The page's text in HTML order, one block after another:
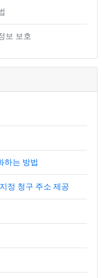
보 보호
하는 방법
정 청구 주소 제공